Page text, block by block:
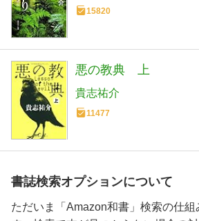
15820
悪の教典 上
貴志祐介
11477
書誌検索オプションについて
ただいま「Amazon和書」検索の仕組